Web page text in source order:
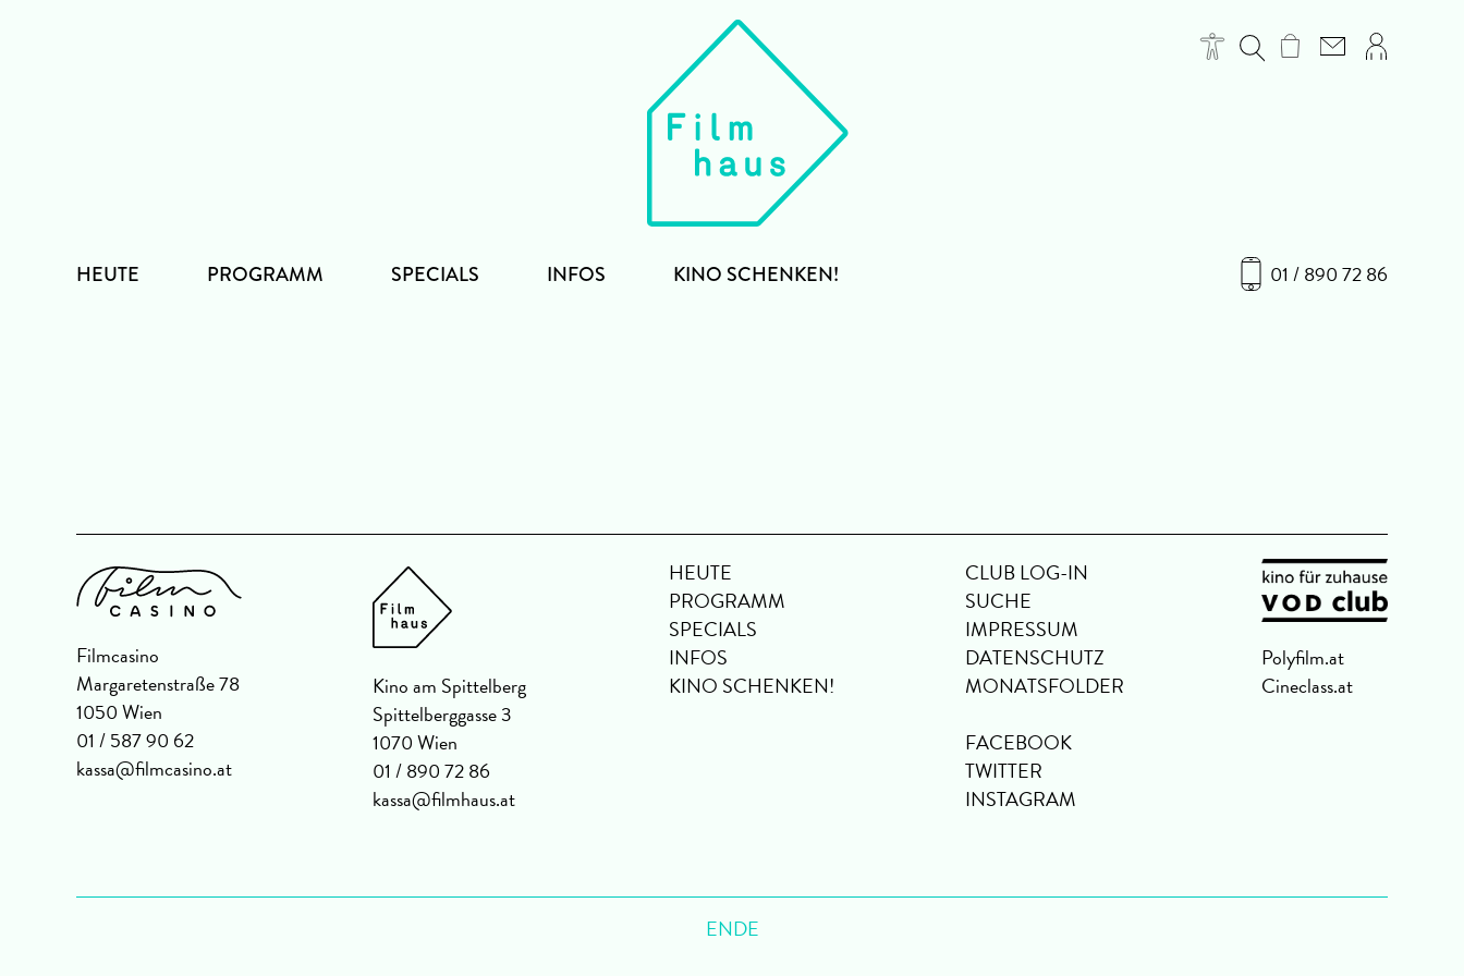
01 / 890 72 86
HEUTE PROGRAMM SPECIALS INFOS KINO SCHENKEN!
Filmcasino
Margaretenstraße 78
1050 Wien
01 / 587 90 62
kassa@filmcasino.at
Kino am Spittelberg
Spittelberggasse 3
1070 Wien
01 / 890 72 86
kassa@filmhaus.at
HEUTE
PROGRAMM
SPECIALS
INFOS
KINO SCHENKEN!
CLUB LOG-IN
SUCHE
IMPRESSUM
DATENSCHUTZ
MONATSFOLDER
FACEBOOK
TWITTER
INSTAGRAM
Polyfilm.at
Cineclass.at
ENDE